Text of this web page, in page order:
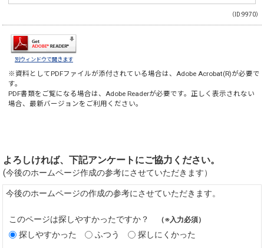
（ID:9970）
別ウィンドウで開きます
※資料としてPDFファイルが添付されている場合は、 Adobe Acrobat(R)が必要で
す。
PDF書類をご覧になる場合は、 Adobe Readerが必要です。正しく表示されない
場合、最新バージョンをご利用ください。